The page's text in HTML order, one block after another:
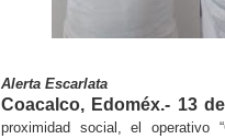
Alerta Escarlata
Coacalco, Edoméx.- 13
proximidad social, el operativo